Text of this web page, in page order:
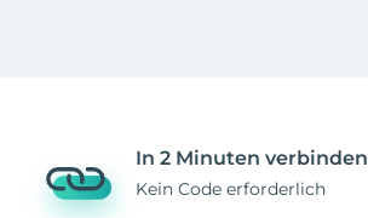
In 2 Minuten verbinden
Kein Code erforderlich